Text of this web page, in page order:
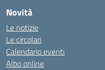
Novità
Le notizie
Le circolari
Calendario eventi
Albo online